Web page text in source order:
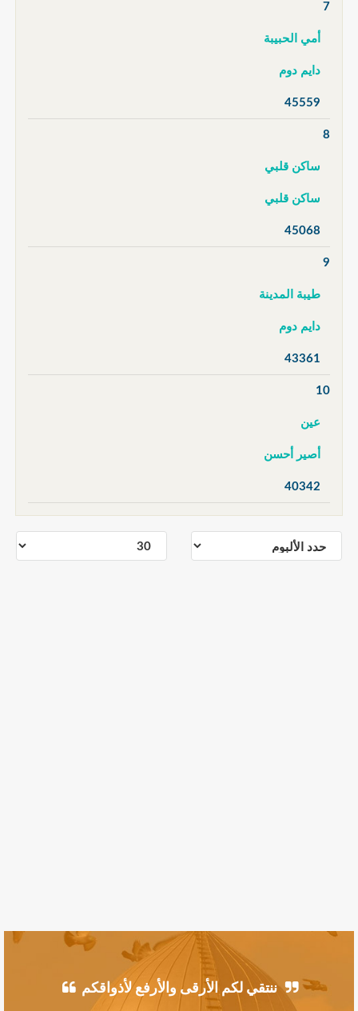
7
أمي الحبيبة
دايم دوم
45559
8
ساكن قلبي
ساكن قلبي
45068
9
طيبة المدينة
دايم دوم
43361
10
عين
أصير أحسن
40342
ننتقي لكم الأرقى والأرفع لأذواقكم